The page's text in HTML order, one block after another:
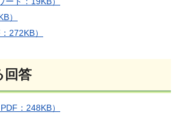
）
272KB）
回答
：248KB）